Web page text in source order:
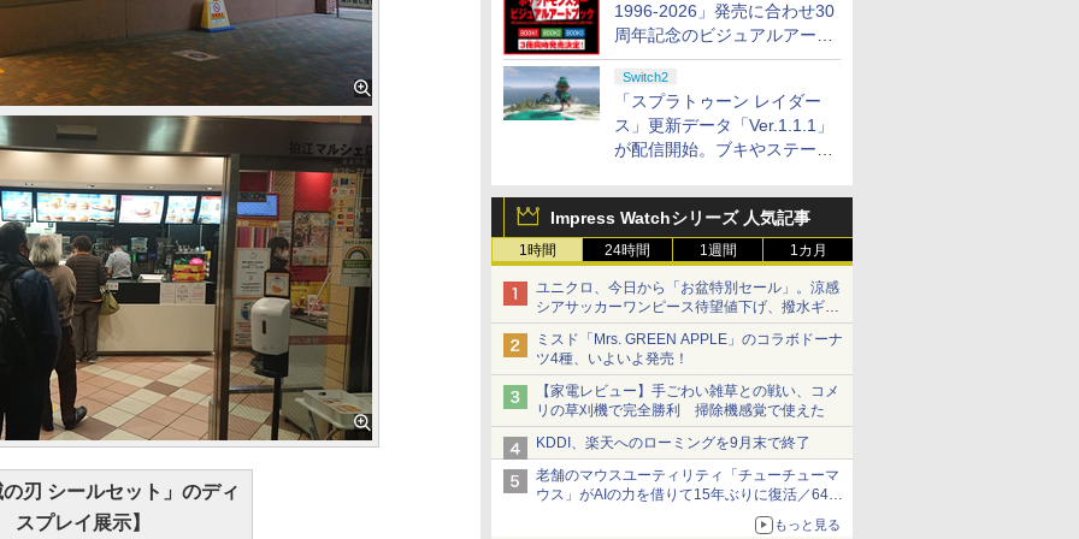
1996-2026」発売に合わせ30
周年記念のビジュアルアート
ブック3冊同時発売が決定
Switch2
「スプラトゥーン レイダー
ス」更新データ「Ver.1.1.1」
が配信開始。ブキやステージ
Impress Watchシリーズ 人気記事
1時間 24時間 1週間 1カ月
ユニクロ、今日から「お盆特別セール」。涼感
シアサッカーワンピース待望値下げ、撥水ギア
ショーツは1990円に
ミスド「Mrs. GREEN APPLE」のコラボドーナ
ツ4種、いよいよ発売！
【家電レビュー】手ごわい雑草との戦い、コメ
リの草刈機で完全勝利 掃除機感覚で使えた
KDDI、楽天へのローミングを9月末で終了
老舗のマウスユーティリティ「チューチューマ
ウス」がAIの力を借りて15年ぶりに復活／64bit
化、Windows 10/11、「Chrome」も走り回
る。復活記念で2026年末まで500円
もっと見る
刃 シールセット」のディ
スプレイ展示】